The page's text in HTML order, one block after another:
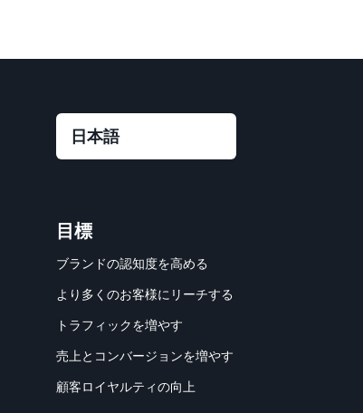
目標
ブランドの認知度を高める
より多くのお客様にリーチする
トラフィックを増やす
売上とコンバージョンを増やす
顧客ロイヤルティの向上